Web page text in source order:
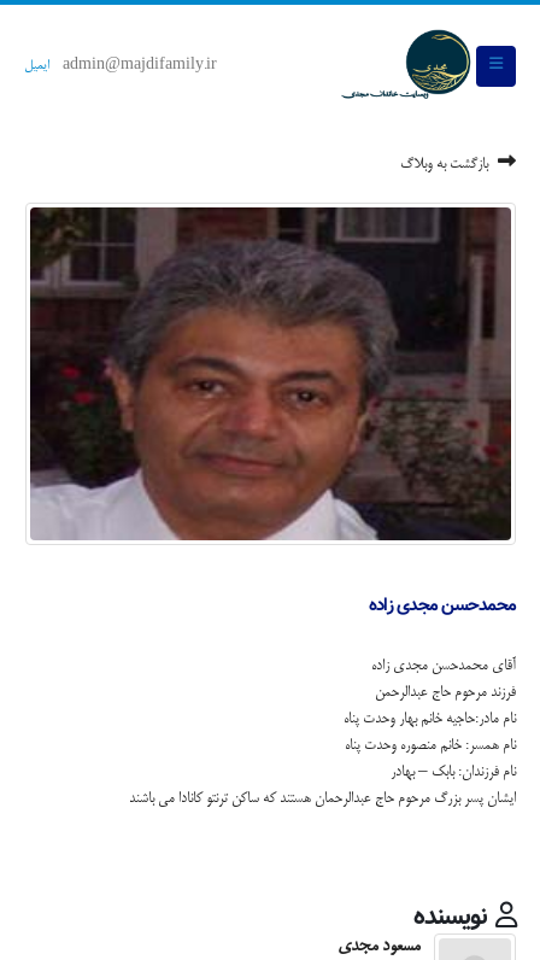
admin@majdifamily.ir ایمیل
بازگشت به وبلاگ
محمدحسن مجدی زاده
آقای محمدحسن مجدی زاده
فرزند مرحوم حاج عبدالرحمن
نام مادر:حاجیه خانم بهار وحدت پناه
نام همسر: خانم منصوره وحدت پناه
نام فرزندان: بابک – بهادر
ایشان پسر بزرگ مرحوم حاج عبدالرحمان هستند که ساکن ترنتو کانادا می باشند
نویسنده
مسعود مجدی